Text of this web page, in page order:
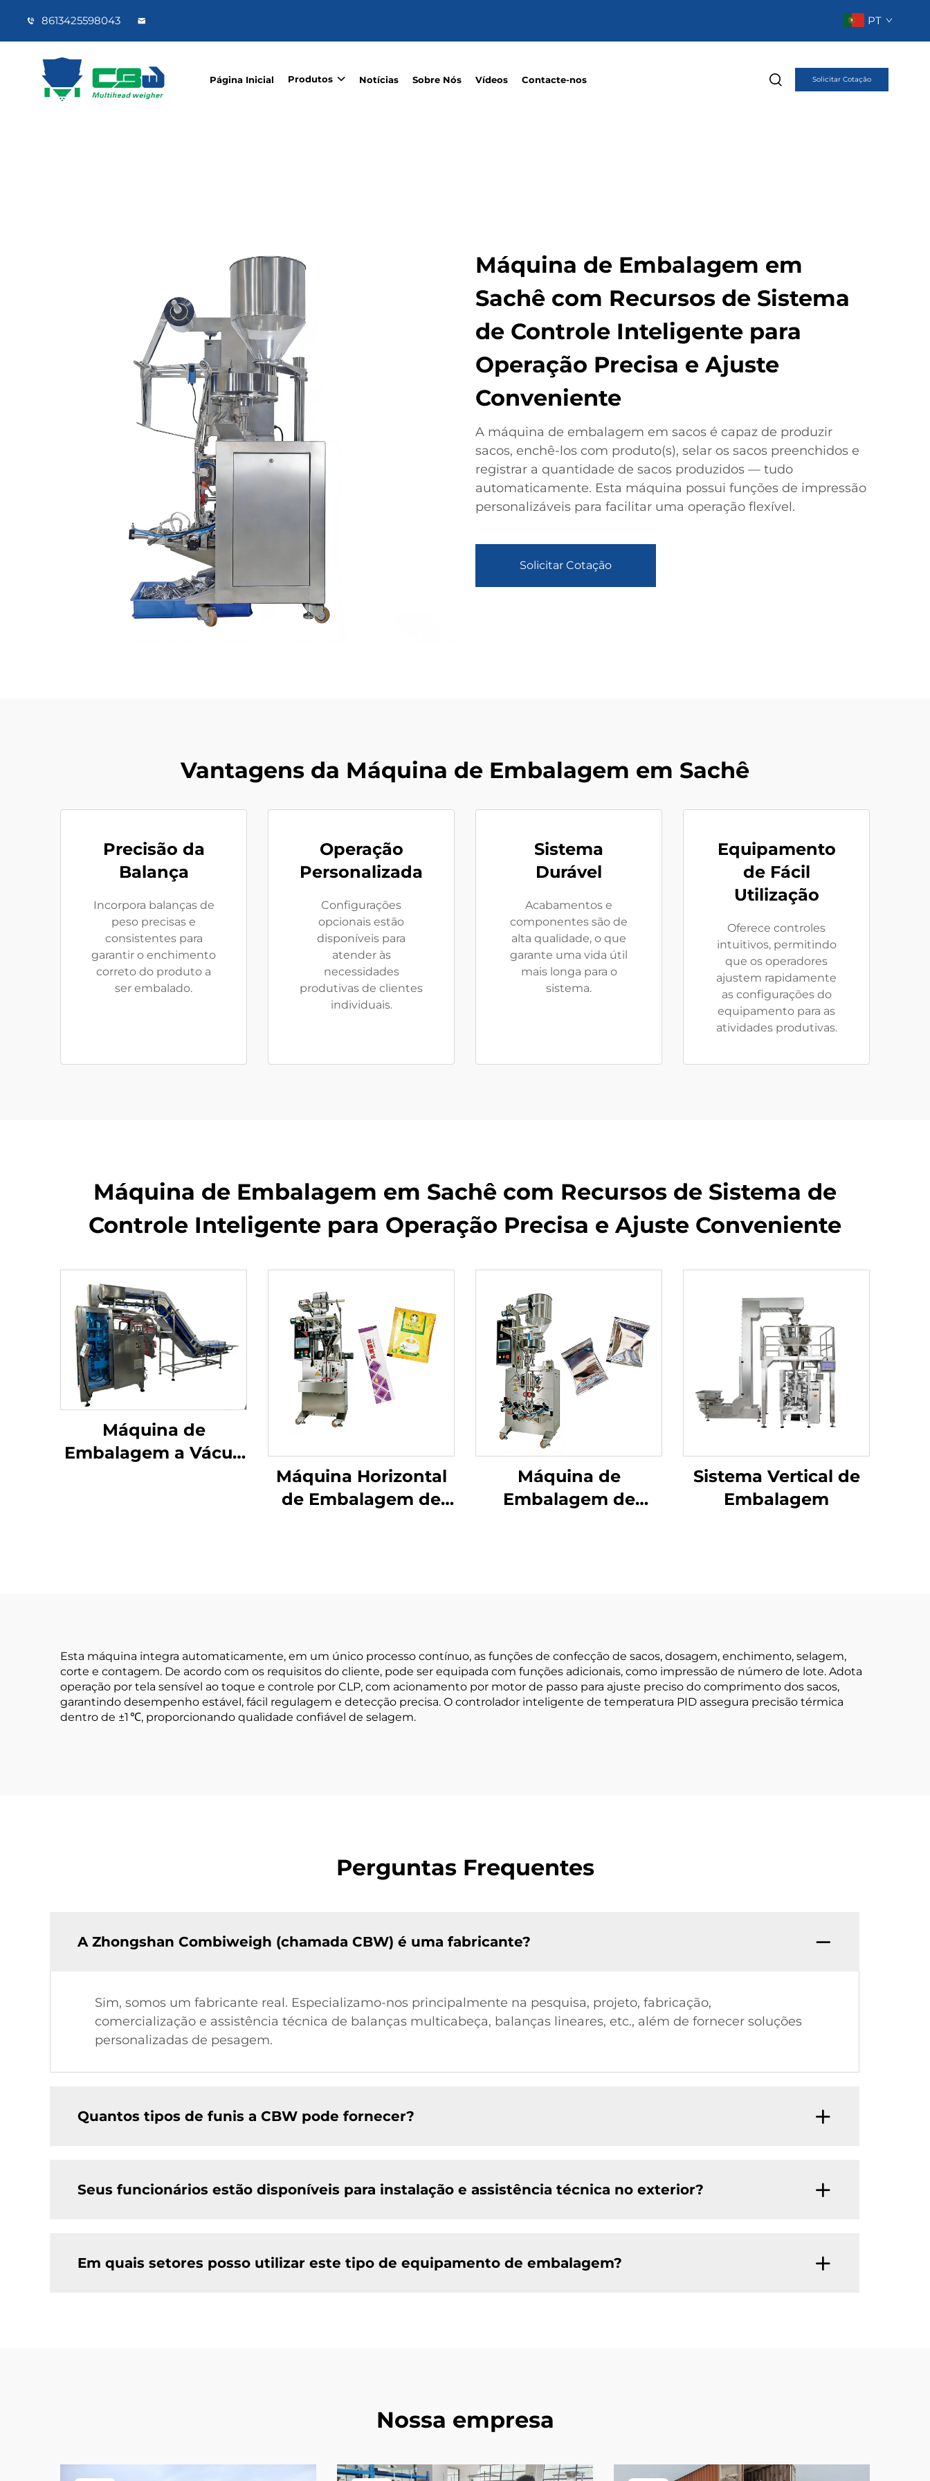
8613425598043 PT
Página Inicial Produtos Notícias Sobre Nós Vídeos Contacte-nos Solicitar Cotação
Máquina de Embalagem em
Sachê com Recursos de Sistema
de Controle Inteligente para
Operação Precisa e Ajuste
Conveniente
A máquina de embalagem em sacos é capaz de produzir
sacos, enchê-los com produto(s), selar os sacos preenchidos e
registrar a quantidade de sacos produzidos — tudo
automaticamente. Esta máquina possui funções de impressão
personalizáveis para facilitar uma operação flexível.
Solicitar Cotação
Vantagens da Máquina de Embalagem em Sachê
Precisão da
Balança
Incorpora balanças de
peso precisas e
consistentes para
garantir o enchimento
correto do produto a
ser embalado.
Operação
Personalizada
Configurações
opcionais estão
disponíveis para
atender às
necessidades
produtivas de clientes
individuais.
Sistema
Durável
Acabamentos e
componentes são de
alta qualidade, o que
garante uma vida útil
mais longa para o
sistema.
Equipamento
de Fácil
Utilização
Oferece controles
intuitivos, permitindo
que os operadores
ajustem rapidamente
as configurações do
equipamento para as
atividades produtivas.
Máquina de Embalagem em Sachê com Recursos de Sistema de
Controle Inteligente para Operação Precisa e Ajuste Conveniente
Máquina de
Embalagem a Vácuo
Máquina Horizontal
de Embalagem de
Máquina de
Embalagem de
Sistema Vertical de
Embalagem
Esta máquina integra automaticamente, em um único processo contínuo, as funções de confecção de sacos, dosagem, enchimento, selagem,
corte e contagem. De acordo com os requisitos do cliente, pode ser equipada com funções adicionais, como impressão de número de lote. Adota
operação por tela sensível ao toque e controle por CLP, com acionamento por motor de passo para ajuste preciso do comprimento dos sacos,
garantindo desempenho estável, fácil regulagem e detecção precisa. O controlador inteligente de temperatura PID assegura precisão térmica
dentro de ±1 ℃, proporcionando qualidade confiável de selagem.
Perguntas Frequentes
A Zhongshan Combiweigh (chamada CBW) é uma fabricante?
Sim, somos um fabricante real. Especializamo-nos principalmente na pesquisa, projeto, fabricação,
comercialização e assistência técnica de balanças multicabeça, balanças lineares, etc., além de fornecer soluções
personalizadas de pesagem.
Quantos tipos de funis a CBW pode fornecer?
Seus funcionários estão disponíveis para instalação e assistência técnica no exterior?
Em quais setores posso utilizar este tipo de equipamento de embalagem?
Nossa empresa